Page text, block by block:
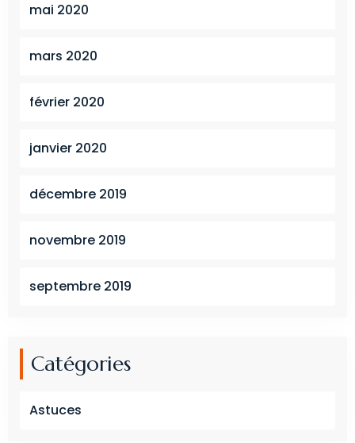
mai 2020
mars 2020
février 2020
janvier 2020
décembre 2019
novembre 2019
septembre 2019
Catégories
Astuces